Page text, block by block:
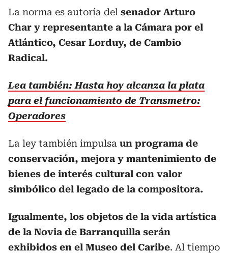
La norma es autoría del senador Arturo
Char y representante a la Cámara por el
Atlántico, Cesar Lorduy, de Cambio
Radical.
Lea también: Hasta hoy alcanza la plata
para el funcionamiento de Transmetro:
Operadores
La ley también impulsa un programa de
conservación, mejora y mantenimiento de
bienes de interés cultural con valor
simbólico del legado de la compositora.
Igualmente, los objetos de la vida artística
de la Novia de Barranquilla serán
exhibidos en el Museo del Caribe. Al tiempo